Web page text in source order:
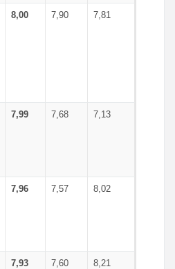
8,00 7,90 7,81
7,99 7,68 7,13
7,96 7,57 8,02
7,93 7,60 8,21